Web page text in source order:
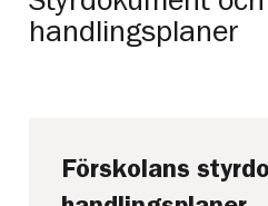
handlingsplaner
Förskolans